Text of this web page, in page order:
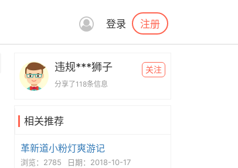
登录 注册
违规***狮子
分享了118条信息
关注
相关推荐
革新道小粉灯爽游记
浏览：2785 日期：2018-10-17